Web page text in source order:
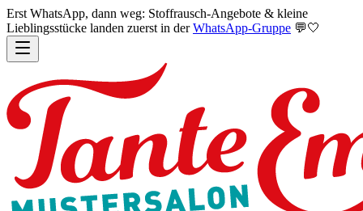
Erst WhatsApp, dann weg: Stoffrausch-Angebote & kleine
Lieblingsstücke landen zuerst in der WhatsApp-Gruppe 💬🤍